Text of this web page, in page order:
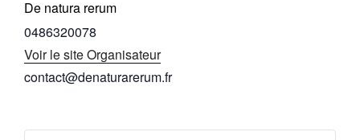
De natura rerum
0486320078
Voir le site Organisateur
contact@denaturarerum.fr